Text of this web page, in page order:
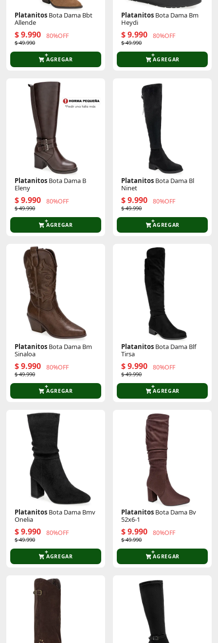
Platanitos Bota Dama Bbt
Allende
$ 9.990 80%OFF
$ 49.990
AGREGAR
Platanitos Bota Dama Bm
Heydi
$ 9.990 80%OFF
$ 49.990
AGREGAR
Platanitos Bota Dama B
Eleny
$ 9.990 80%OFF
$ 49.990
AGREGAR
Platanitos Bota Dama Bl
Ninet
$ 9.990 80%OFF
$ 49.990
AGREGAR
Platanitos Bota Dama Bm
Sinaloa
$ 9.990 80%OFF
$ 49.990
AGREGAR
Platanitos Bota Dama Blf
Tirsa
$ 9.990 80%OFF
$ 49.990
AGREGAR
Platanitos Bota Dama Bmv
Onelia
$ 9.990 80%OFF
$ 49.990
AGREGAR
Platanitos Bota Dama Bv
52x6-1
$ 9.990 80%OFF
$ 49.990
AGREGAR